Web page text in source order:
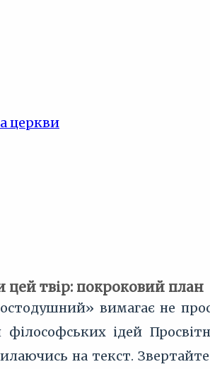
церкви
цей твір: покроковий план
вимагає не
ідей
на текст. Звертайте